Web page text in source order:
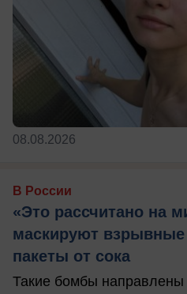
08.08.2026
В России
«Это рассчитано на
маскируют взрывные
пакеты от сока
Такие бомбы